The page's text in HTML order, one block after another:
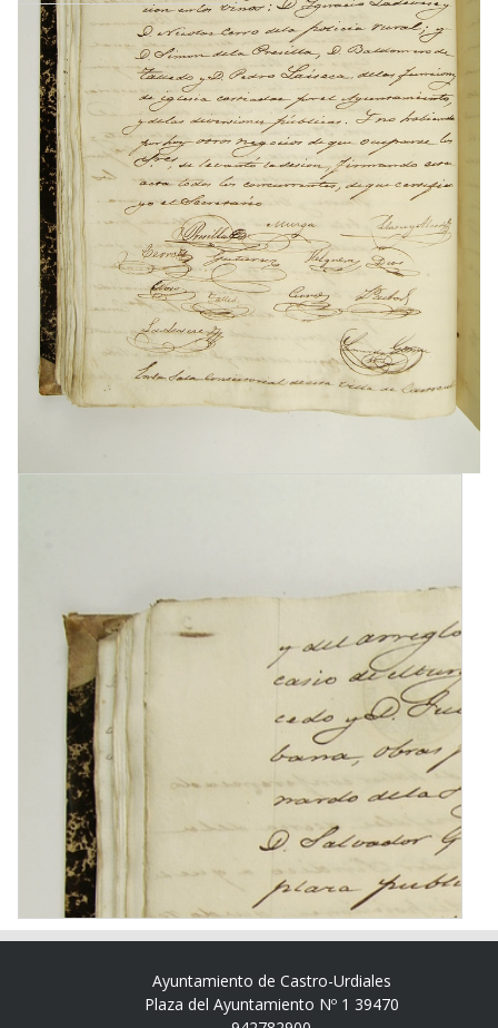
Ayuntamiento de Castro-Urdiales
Plaza del Ayuntamiento Nº 1 39470